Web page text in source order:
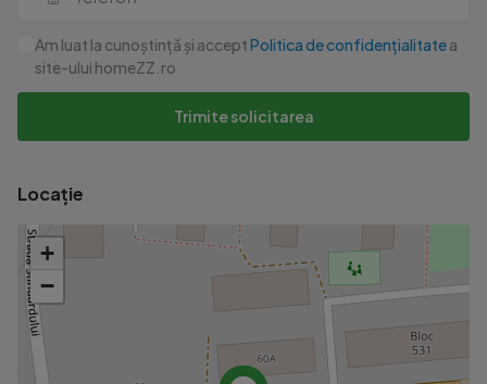
Am luat la cunoștință și acceptPolitica de confidențialitatea
site-ului homeZZ.ro
Trimite solicitarea
Locație
+
−